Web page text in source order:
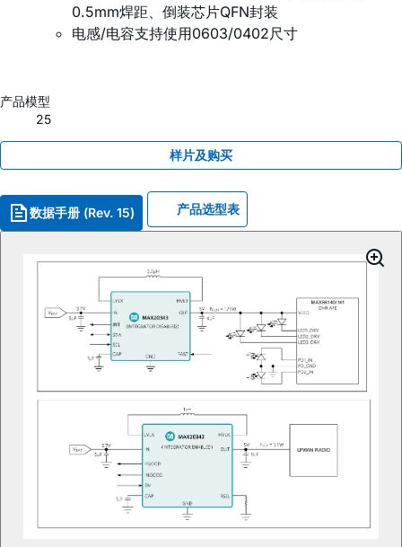
0.5mm焊距、倒装芯片QFN封装
电感/电容支持使用0603/0402尺寸
产品模型
25
样片及购买
数据手册 (Rev. 15) 产品选型表